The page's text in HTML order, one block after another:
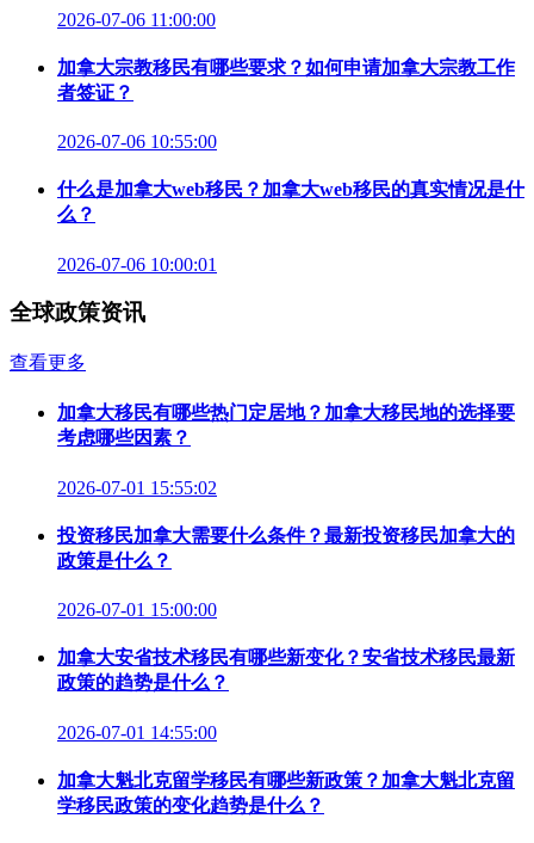
2026-07-06 11:00:00
加拿大宗教移民有哪些要求？如何申请加拿大宗教工作
者签证？
2026-07-06 10:55:00
什么是加拿大web移民？加拿大web移民的真实情况是什
么？
2026-07-06 10:00:01
全球政策资讯
查看更多
加拿大移民有哪些热门定居地？加拿大移民地的选择要
考虑哪些因素？
2026-07-01 15:55:02
投资移民加拿大需要什么条件？最新投资移民加拿大的
政策是什么？
2026-07-01 15:00:00
加拿大安省技术移民有哪些新变化？安省技术移民最新
政策的趋势是什么？
2026-07-01 14:55:00
加拿大魁北克留学移民有哪些新政策？加拿大魁北克留
学移民政策的变化趋势是什么？